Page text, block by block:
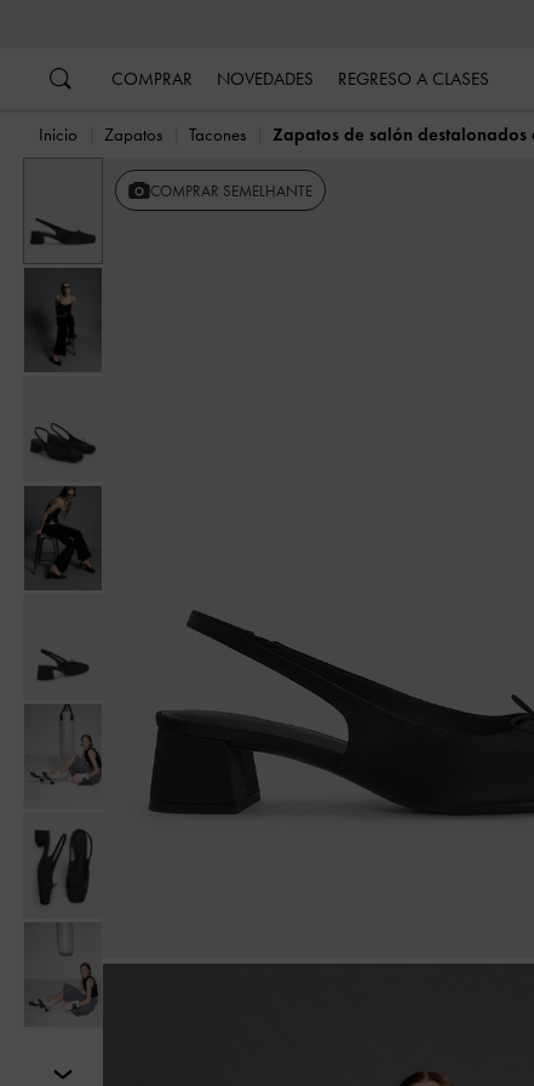
COMPRAR NOVEDADES REGRESO A CLASES
Inicio Zapatos Tacones Zapatos de salón
Anterior COMPRAR SEMELHANTE